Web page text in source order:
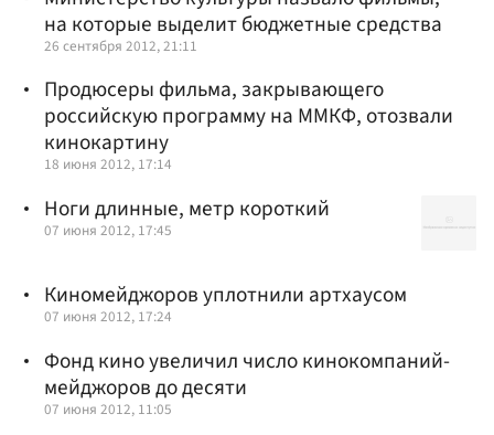
на которые выделит бюджетные средства
26 сентября 2012, 21:11
Продюсеры фильма, закрывающего
российскую программу на ММКФ, отозвали
кинокартину
18 июня 2012, 17:14
Ноги длинные, метр короткий
07 июня 2012, 17:45
Киномейджоров уплотнили артхаусом
07 июня 2012, 17:24
Фонд кино увеличил число кинокомпаний-
мейджоров до десяти
07 июня 2012, 11:05